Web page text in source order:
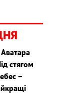
Аватара
стягом
–